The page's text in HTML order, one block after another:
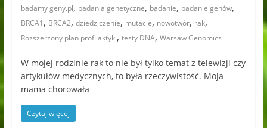
badamy geny.pl, badania genetyczne, badanie, badanie genów,
BRCA1 , BRCA2, dziedziczenie, mutacje, nowotwór, rak,
Rozszerzony plan profilaktyki, testy DNA, Warsaw Genomics
W mojej rodzinie rak to nie był tylko temat z telewizji czy
artykułów medycznych, to była rzeczywistość. Moja
mama chorowała
Czytaj więcej